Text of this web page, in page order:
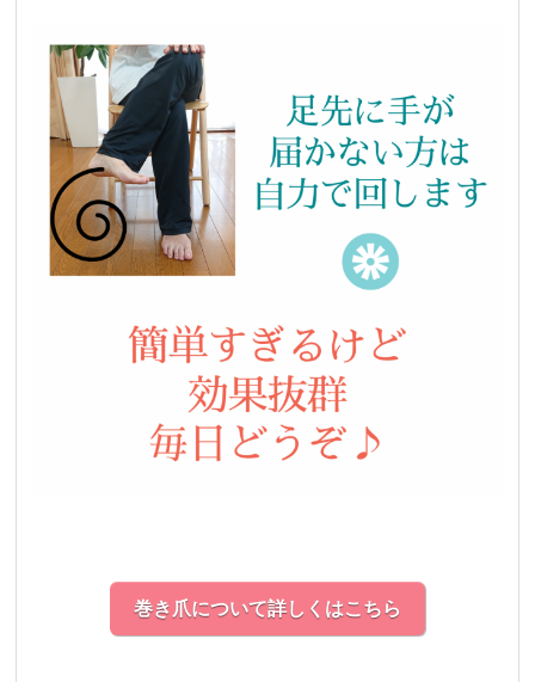
巻き爪について詳しくはこちら